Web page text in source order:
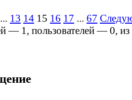
... 13 14 15 16 17 ... 67
— 1, пользователей —0,